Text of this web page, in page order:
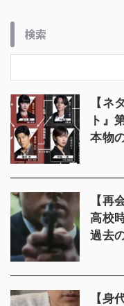
検索
【ネ
ト』
本物
【再
高校
過去
【身